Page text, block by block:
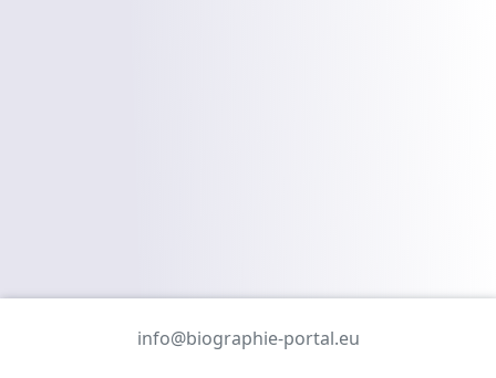
info@biographie-portal.eu